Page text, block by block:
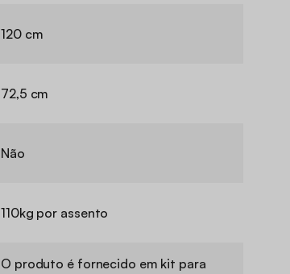
120 cm
72,5 cm
Não
110kg por assento
O produto é fornecido em kit para